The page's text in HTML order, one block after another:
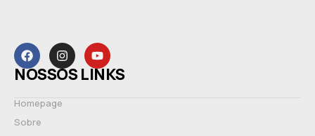
NOSSOS LINKS
Homepage
Sobre